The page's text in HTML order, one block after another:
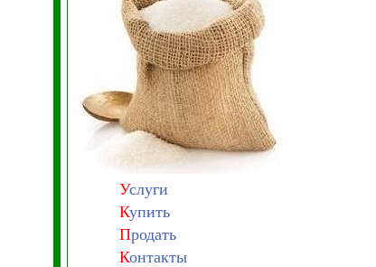
Услуги
Купить
Продать
Контакты